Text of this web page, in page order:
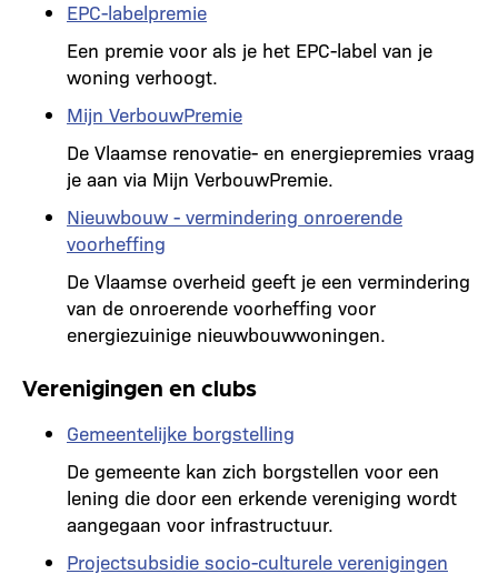
EPC-labelpremie
Een premie voor als je het EPC-label van je
woning verhoogt.
Mijn VerbouwPremie
De Vlaamse renovatie- en energiepremies vraag
je aan via Mijn VerbouwPremie.
Nieuwbouw - vermindering onroerende
voorheffing
De Vlaamse overheid geeft je een vermindering
van de onroerende voorheffing voor
energiezuinige nieuwbouwwoningen.
Verenigingen en clubs
Gemeentelijke borgstelling
De gemeente kan zich borgstellen voor een
lening die door een erkende vereniging wordt
aangegaan voor infrastructuur.
Projectsubsidie socio-culturele verenigingen